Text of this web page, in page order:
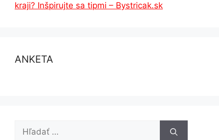
kraji? Inšpirujte sa tipmi – Bystricak.sk
ANKETA
Hľadať: